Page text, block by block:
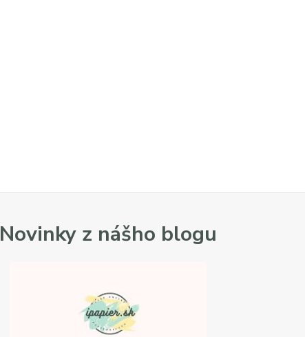
Novinky z nášho blogu